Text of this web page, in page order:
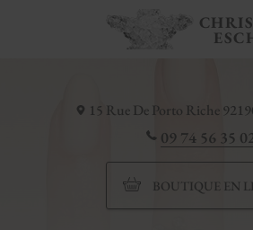
15 Rue De Porto Riche
09 74 56 35
BOUTIQUE EN